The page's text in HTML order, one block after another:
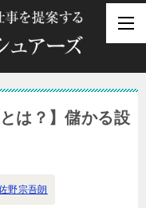
は？】儲かる設
野宗吾朗